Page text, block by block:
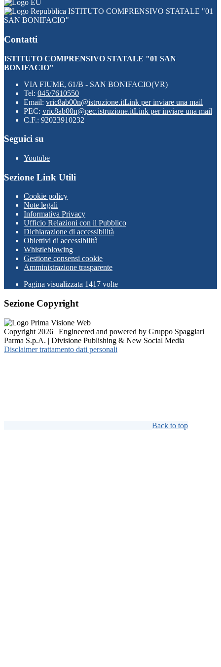
ISTITUTO COMPRENSIVO STATALE "01
SAN BONIFACIO"
Contatti
ISTITUTO COMPRENSIVO STATALE "01 SAN
BONIFACIO"
VIA FIUME, 61/B - SAN BONIFACIO(VR)
Tel: 045/7610550
Email: vric8ab00n@istruzione.itLink per inviare una mail
PEC: vric8ab00n@pec.istruzione.itLink per inviare una mail
C.F.: 92023910232
Seguici su
Youtube
Sezione Link Utili
Cookie policy
Note legali
Informativa Privacy
Ufficio Relazioni con il Pubblico
Dichiarazione di accessibilità
Obiettivi di accessibilità
Whistleblowing
Gestione consensi cookie
Amministrazione trasparente
Pagina visualizzata 1417 volte
Sezione Copyright
Copyright 2026 | Engineered and powered by Gruppo Spaggiari
Parma S.p.A. | Divisione Publishing & New Social Media
Disclaimer trattamento dati personali
Back to top